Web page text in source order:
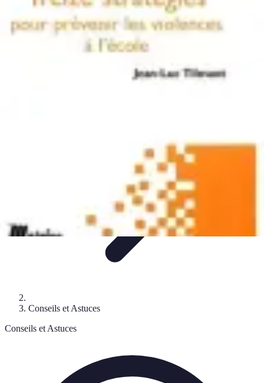
Solutions Microcrédit
Finance personnelleRessources et conseilsImpact
socialEntrepreneuriatGuide et conseils
Conseils et Astuces
Conseils et Astuces